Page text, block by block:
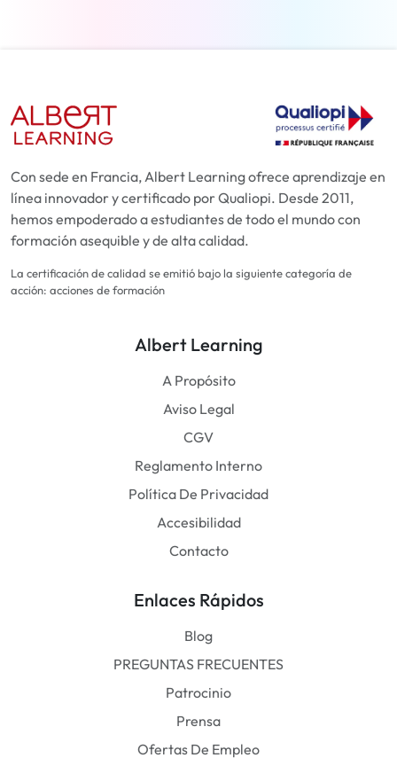
Con sede en Francia, Albert Learning ofrece aprendizaje en
línea innovador y certificado por Qualiopi. Desde 2011,
hemos empoderado a estudiantes de todo el mundo con
formación asequible y de alta calidad.
La certificación de calidad se emitió bajo la siguiente categoría de
acción: acciones de formación
Albert Learning
A Propósito
Aviso Legal
CGV
Reglamento Interno
Política De Privacidad
Accesibilidad
Contacto
Enlaces Rápidos
Blog
PREGUNTAS FRECUENTES
Patrocinio
Prensa
Ofertas De Empleo